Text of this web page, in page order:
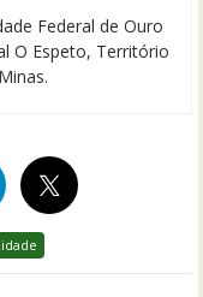
Federal de Ouro
O Espeto, Território